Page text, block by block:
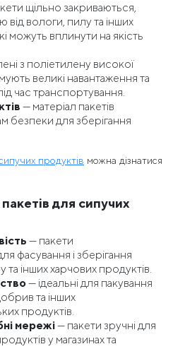
щільно закриваються,
вологи, пилу та інших
можуть вплинути на якість
з поліетилену високої
великі навантаження та
час транспортування.
— матеріал пакетів
безпеки для зберігання
продуктів можна дізнатися
для сипучих
— пакети
фасування і зберігання
інших харчових продуктів.
— ідеальні для пакування
та інших
продуктів.
мережі— пакети зручні для
у магазинах та